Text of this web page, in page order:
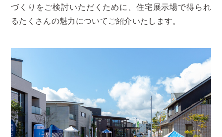
づくりをご検討いただくために、住宅展示場で得られ
るたくさんの魅力についてご紹介いたします。